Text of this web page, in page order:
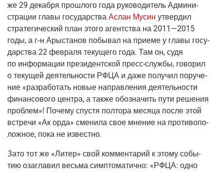
же 29 декаб­ря про­шло­го года руко­во­ди­тель Адми­ни­
стра­ции гла­вы госу­дар­ства Аслан Мусин утвер­дил
стра­те­ги­че­ский план это­го агент­ства на 2011—2015
годы, а г‑н Ары­ста­нов побы­вал на при­е­ме у гла­вы госу­
дар­ства 22 фев­ра­ля теку­ще­го года. Там он, судя
по инфор­ма­ции пре­зи­дент­ской пресс-служ­бы, гово­рил
о теку­щей дея­тель­но­сти РФЦА и даже полу­чил пору­че­
ние «раз­ра­бо­тать новые направ­ле­ния дея­тель­но­сти
финан­со­во­го цен­тра, а так­же обо­зна­чить пути реше­ния
про­блем»! Поче­му спу­стя пол­то­ра меся­ца после этой
встре­чи «Ак орда» сме­ни­ла свое мне­ние на про­ти­во­по­
лож­ное, пока не известно.
Зато тот же «Литер» свой ком­мен­та­рий к это­му собы­
тию оза­гла­вил весь­ма симп­то­ма­тич­но: «РФЦА: одно